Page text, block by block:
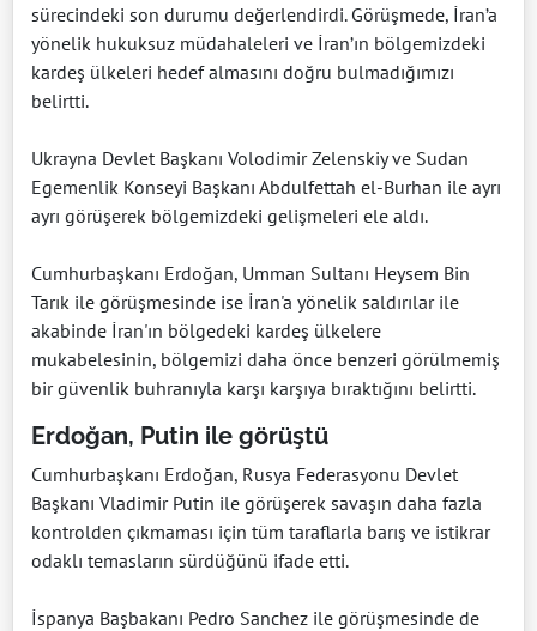
sürecindeki son durumu değerlendirdi. Görüşmede, İran’a
yönelik hukuksuz müdahaleleri ve İran’ın bölgemizdeki
kardeş ülkeleri hedef almasını doğru bulmadığımızı
belirtti.
Ukrayna Devlet Başkanı Volodimir Zelenskiy ve Sudan
Egemenlik Konseyi Başkanı Abdulfettah el-Burhan ile ayrı
ayrı görüşerek bölgemizdeki gelişmeleri ele aldı.
Cumhurbaşkanı Erdoğan, Umman Sultanı Heysem Bin
Tarık ile görüşmesinde ise İran'a yönelik saldırılar ile
akabinde İran'ın bölgedeki kardeş ülkelere
mukabelesinin, bölgemizi daha önce benzeri görülmemiş
bir güvenlik buhranıyla karşı karşıya bıraktığını belirtti.
Erdoğan, Putin ile görüştü
Cumhurbaşkanı Erdoğan, Rusya Federasyonu Devlet
Başkanı Vladimir Putin ile görüşerek savaşın daha fazla
kontrolden çıkmaması için tüm taraflarla barış ve istikrar
odaklı temasların sürdüğünü ifade etti.
İspanya Başbakanı Pedro Sanchez ile görüşmesinde de